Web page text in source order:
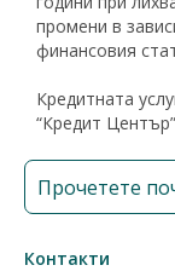
промени в
финансовия
Кредитната
“Кредит Център”
Прочетете
Контакти